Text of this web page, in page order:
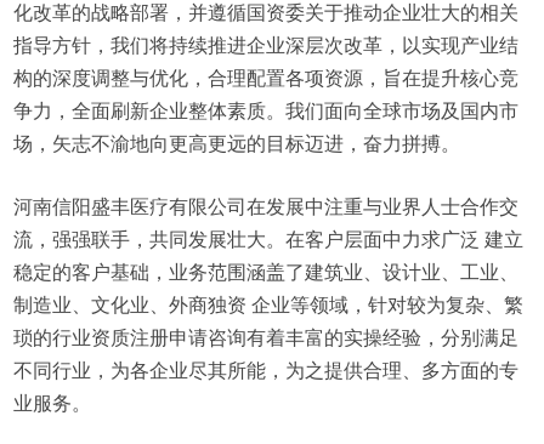
化改革的战略部署，并遵循国资委关于推动企业壮大的相关
指导方针，我们将持续推进企业深层次改革，以实现产业结
构的深度调整与优化，合理配置各项资源，旨在提升核心竞
争力，全面刷新企业整体素质。我们面向全球市场及国内市
场，矢志不渝地向更高更远的目标迈进，奋力拼搏。
河南信阳盛丰医疗有限公司在发展中注重与业界人士合作交
流，强强联手，共同发展壮大。在客户层面中力求广泛 建立
稳定的客户基础，业务范围涵盖了建筑业、设计业、工业、
制造业、文化业、外商独资 企业等领域，针对较为复杂、繁
琐的行业资质注册申请咨询有着丰富的实操经验，分别满足
不同行业，为各企业尽其所能，为之提供合理、多方面的专
业服务。